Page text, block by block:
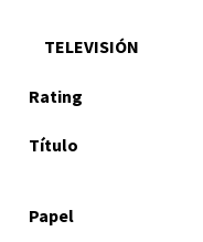
TELEVISIÓN